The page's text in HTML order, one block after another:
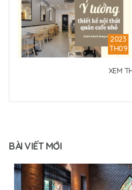
2023
TH09
XEM
BÀI VIẾT MỚI